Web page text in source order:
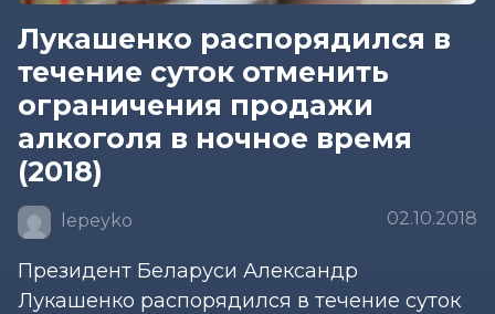
Лукашенко распорядился в
течение суток отменить
ограничения продажи
алкоголя в ночное время
(2018)
lepeyko 02.10.2018
Президент Беларуси Александр
Лукашенко распорядился в течение суток